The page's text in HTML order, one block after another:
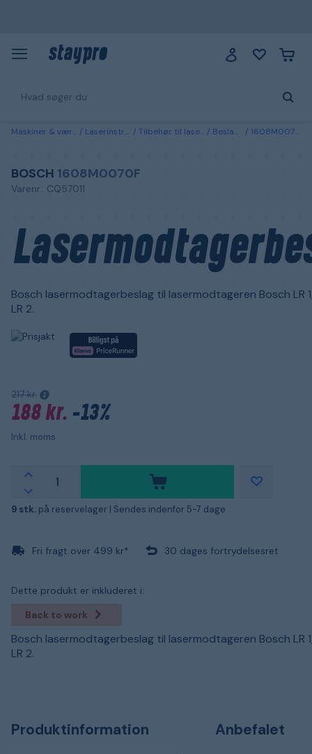
Maskiner & værktøj Laserinstrument Tilbehør til laserinstrumenter Beslag & adaptere 1608M0070F Bosch Lasermodtagerbeslag
BOSCH 1608M0070F
Varenr.: CQ57011
Bosch lasermodtagerbeslag til lasermodtageren Bosch LR 1,
LR 2.
217 kr.
188 kr. -13%
Inkl. moms
9 stk. på reservelager | Sendes indenfor 5-7 dage
Fri fragt over 499 kr* 30 dages fortrydelsesret
Dette produkt er inkluderet i:
Back to work
Bosch lasermodtagerbeslag til lasermodtageren Bosch LR 1,
LR 2.
Produktinformation Anbefalet